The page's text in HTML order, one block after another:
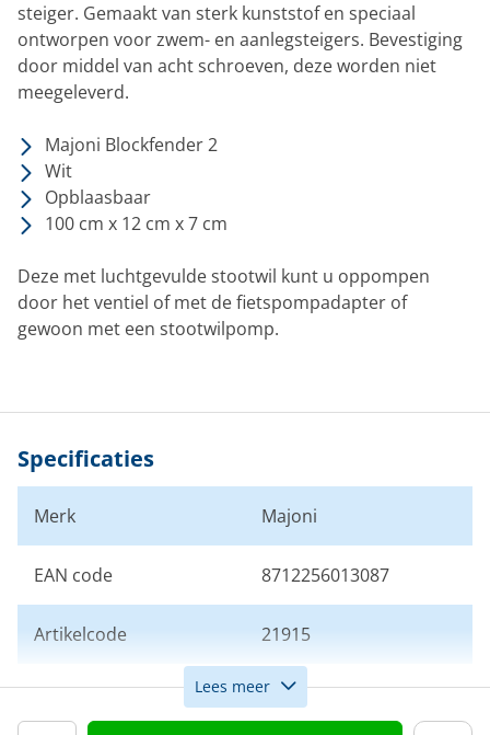
steiger. Gemaakt van sterk kunststof en speciaal
ontworpen voor zwem- en aanlegsteigers. Bevestiging
door middel van acht schroeven, deze worden niet
meegeleverd.
Majoni Blockfender 2
Wit
Opblaasbaar
100 cm x 12 cm x 7 cm
Deze met luchtgevulde stootwil kunt u oppompen
door het ventiel of met de fietspompadapter of
gewoon met een stootwilpomp.
Specificaties
Merk Majoni
EAN code 8712256013087
Artikelcode 21915
Kleur Wit
Lees meer